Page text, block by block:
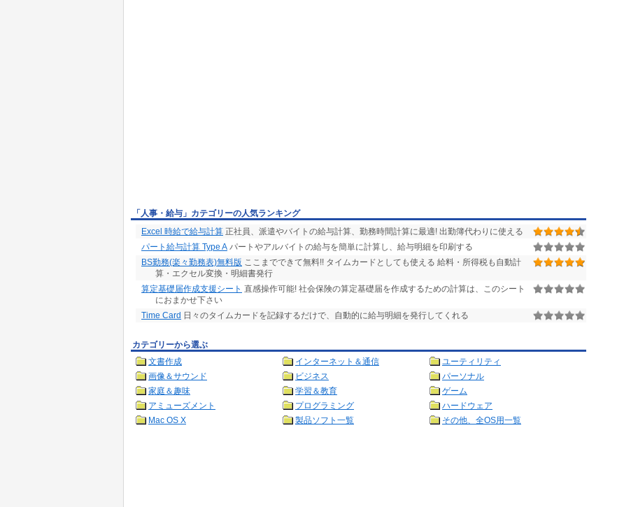
「人事・給与」カテゴリーの人気ランキング
Excel 時給で給与計算 正社員、派遣やバイトの給与計算、勤務時間計算に最適! 出勤簿代わりに使える
パート給与計算 Type A パートやアルバイトの給与を簡単に計算し、給与明細を印刷する
BS勤務(楽々勤務表)無料版 ここまでできて無料!! タイムカードとしても使える 給料・所得税も自動計
算・エクセル変換・明細書発行
算定基礎届作成支援シート 直感操作可能! 社会保険の算定基礎届を作成するための計算は、このシート
におまかせ下さい
Time Card 日々のタイムカードを記録するだけで、自動的に給与明細を発行してくれる
カテゴリーから選ぶ
文書作成
インターネット＆通信
ユーティリティ
画像＆サウンド
ビジネス
パーソナル
家庭＆趣味
学習＆教育
ゲーム
アミューズメント
プログラミング
ハードウェア
Mac OS X
製品ソフト一覧 その他、全OS用一覧